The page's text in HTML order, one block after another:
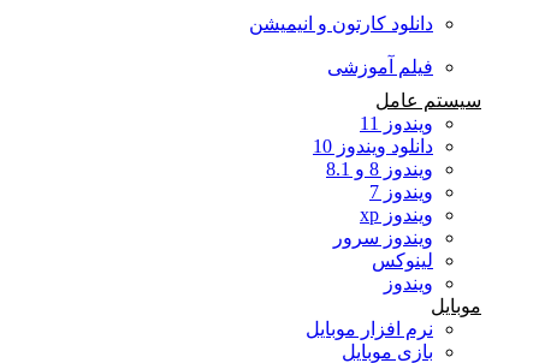
دانلود کارتون و انیمیشن
فیلم آموزشی
سیستم عامل
ویندوز 11
دانلود ویندوز 10
ویندوز 8 و 8.1
ویندوز 7
ویندوز xp
ویندوز سرور
لینوکس
ویندوز
موبایل
نرم افزار موبایل
بازی موبایل